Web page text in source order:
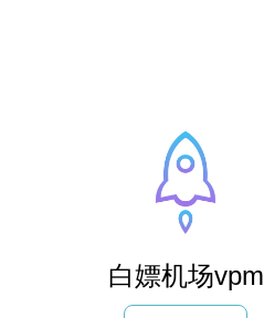
白嫖机场vpm